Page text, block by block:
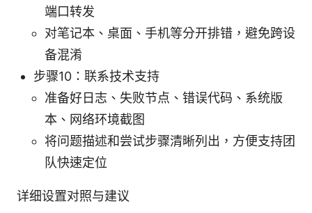
端口转发
对笔记本、桌面、手机等分开排错，避免跨设
备混淆
步骤10：联系技术支持
准备好日志、失败节点、错误代码、系统版
本、网络环境截图
将问题描述和尝试步骤清晰列出，方便支持团
队快速定位
详细设置对照与建议